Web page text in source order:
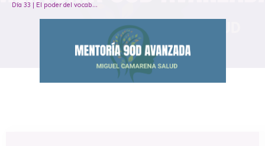
Día 33 | El poder del vocabulario y cómo usarlo a nuestro favor